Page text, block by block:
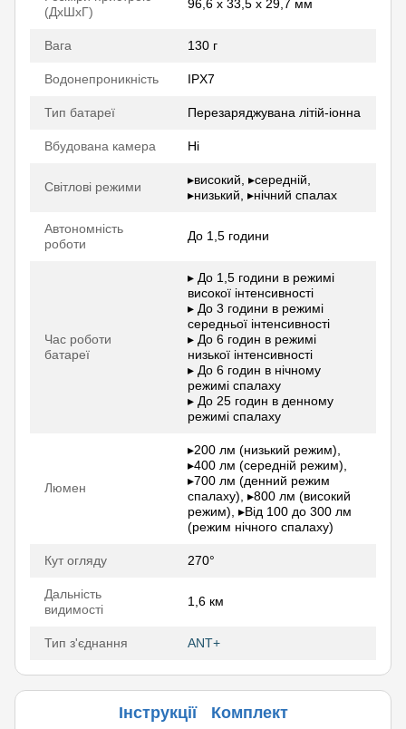
(ДхШхГ)
96,6 x 33,5 x 29,7 мм
Вага 130 г
Водонепроникність IPX7
Тип батареї Перезаряджувана літій-іонна
Вбудована камера Ні
Світлові режими
▸високий, ▸середній,
▸низький, ▸нічний спалах
Автономність
роботи
До 1,5 години
Час роботи
батареї
▸ До 1,5 години в режимі
високої інтенсивності
▸ До 3 години в режимі
середньої інтенсивності
▸ До 6 годин в режимі
низької інтенсивності
▸ До 6 годин в нічному
режимі спалаху
▸ До 25 годин в денному
режимі спалаху
Люмен
▸200 лм (низький режим),
▸400 лм (середній режим),
▸700 лм (денний режим
спалаху), ▸800 лм (високий
режим), ▸Від 100 до 300 лм
(режим нічного спалаху)
Кут огляду 270°
Дальність
видимості
1,6 км
Тип з'єднання ANT+
Інструкції Комплект